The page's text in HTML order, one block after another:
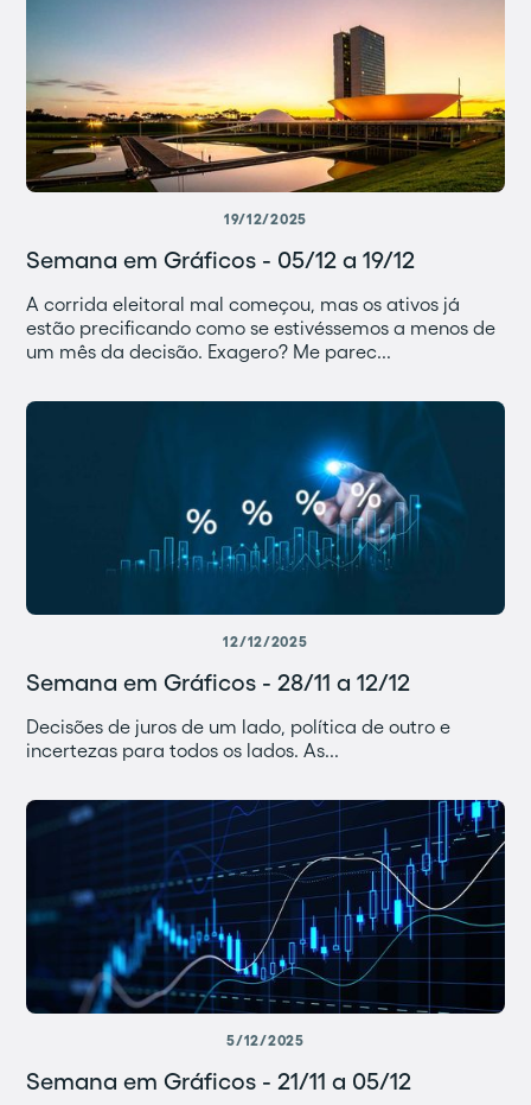
19/12/2025
Semana em Gráficos - 05/12 a 19/12
A corrida eleitoral mal começou, mas os ativos já
estão precificando como se estivéssemos a menos de
um mês da decisão. Exagero? Me parec...
12/12/2025
Semana em Gráficos - 28/11 a 12/12
Decisões de juros de um lado, política de outro e
incertezas para todos os lados. As...
5/12/2025
Semana em Gráficos - 21/11 a 05/12